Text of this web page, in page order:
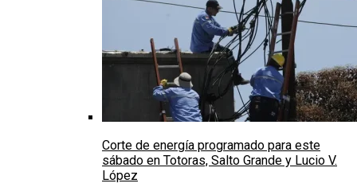
Corte de energía programado para este
sábado en Totoras, Salto Grande y Lucio V.
López